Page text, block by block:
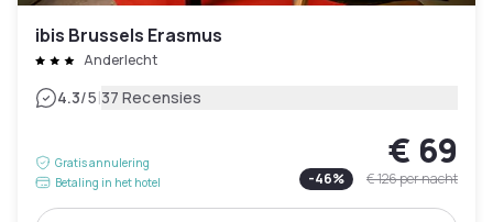
ibis Brussels Erasmus
Anderlecht
4.3/5|37 Recensies
Gratis annulering
Betaling in het hotel
€ 69
-46% € 126per nacht